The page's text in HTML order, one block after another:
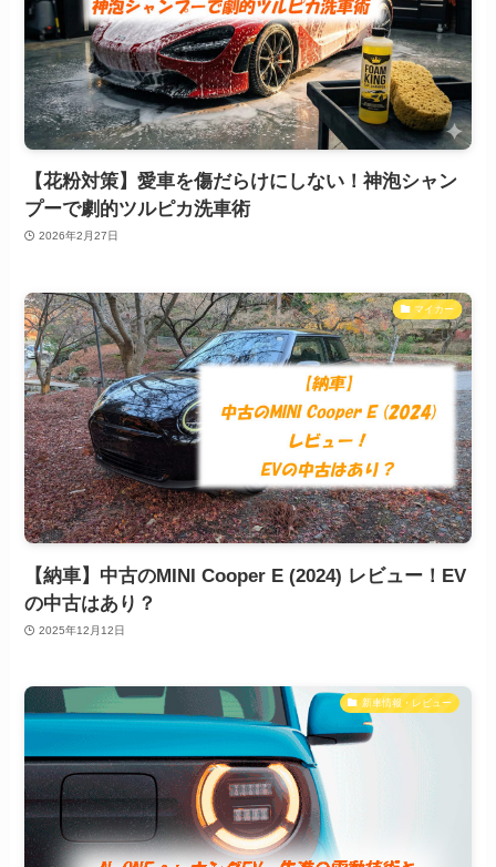
【花粉対策】愛車を傷だらけにしない！神泡シャン
プーで劇的ツルピカ洗車術
2026年2月27日
マイカー
【納車】中古のMINI Cooper E (2024) レビュー！EV
の中古はあり？
2025年12月12日
新車情報・レビュー